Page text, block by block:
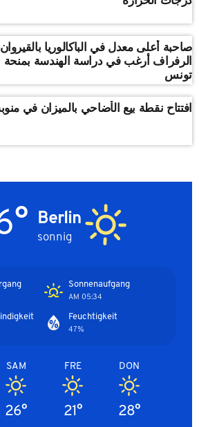
صاحبة أعلى معدل في الباكالوريا
الرفراف أرغب في دراسة الهندسة بمنحة
تونس
افتتاح نقطة بيع الأضاحي بالميزان في
Berlin
sonnig
Sonnenaufgang
05:34 AM
Feuchtigkeit
47%
DON
28°
FRE
21°
SAM
26°